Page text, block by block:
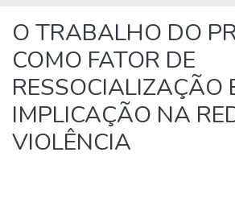
O TRABALHO DO
COMO FATOR DE
RESSOCIALIZAÇÃO
IMPLICAÇÃO NA
VIOLÊNCIA